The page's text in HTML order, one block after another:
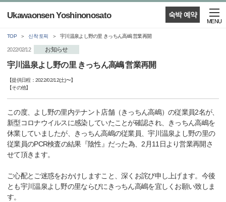
숙박 예약
Ukawaonsen Yoshinonosato
MENU
TOP 신착 토픽 宇川温泉よし野の里 きっちん高嶋 営業再開
2022/02/12 お知らせ
宇川温泉よし野の里 きっちん高嶋 営業再開
【提供日程： 2022/02/12(土)〜】
【その他】
この度、よし野の里内テナント店舗（きっちん高嶋）の従業員2名が、
新型コロナウイルスに感染していたことが確認され、きっちん高嶋を
休業していましたが、きっちん高嶋の従業員、宇川温泉よし野の里の
従業員のPCR検査の結果『陰性』だった為、2月11日より営業再開さ
せて頂きます。
ご心配とご迷惑をおかけしますこと、深くお詫び申し上げます。今後
とも宇川温泉よし野の里ならびにきっちん高嶋を宜しくお願い致しま
す。